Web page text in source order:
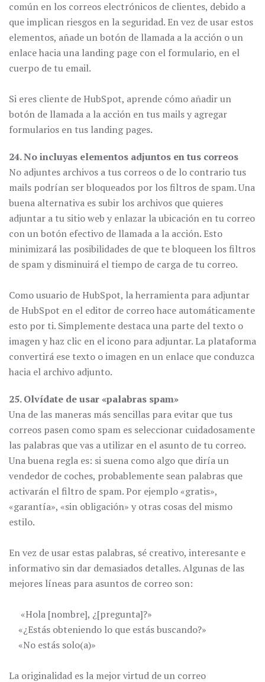
común en los correos electrónicos de clientes, debido a
que implican riesgos en la seguridad. En vez de usar estos
elementos, añade un botón de llamada a la acción o un
enlace hacia una landing page con el formulario, en el
cuerpo de tu email.
Si eres cliente de HubSpot, aprende cómo añadir un
botón de llamada a la acción en tus mails y agregar
formularios en tus landing pages.
24. No incluyas elementos adjuntos en tus correos
No adjuntes archivos a tus correos o de lo contrario tus
mails podrían ser bloqueados por los filtros de spam. Una
buena alternativa es subir los archivos que quieres
adjuntar a tu sitio web y enlazar la ubicación en tu correo
con un botón efectivo de llamada a la acción. Esto
minimizará las posibilidades de que te bloqueen los filtros
de spam y disminuirá el tiempo de carga de tu correo.
Como usuario de HubSpot, la herramienta para adjuntar
de HubSpot en el editor de correo hace automáticamente
esto por ti. Simplemente destaca una parte del texto o
imagen y haz clic en el icono para adjuntar. La plataforma
convertirá ese texto o imagen en un enlace que conduzca
hacia el archivo adjunto.
25. Olvídate de usar «palabras spam»
Una de las maneras más sencillas para evitar que tus
correos pasen como spam es seleccionar cuidadosamente
las palabras que vas a utilizar en el asunto de tu correo.
Una buena regla es: si suena como algo que diría un
vendedor de coches, probablemente sean palabras que
activarán el filtro de spam. Por ejemplo «gratis»,
«garantía», «sin obligación» y otras cosas del mismo
estilo.
En vez de usar estas palabras, sé creativo, interesante e
informativo sin dar demasiados detalles. Algunas de las
mejores líneas para asuntos de correo son:
«Hola [nombre], ¿[pregunta]?»
«¿Estás obteniendo lo que estás buscando?»
«No estás solo(a)»
La originalidad es la mejor virtud de un correo